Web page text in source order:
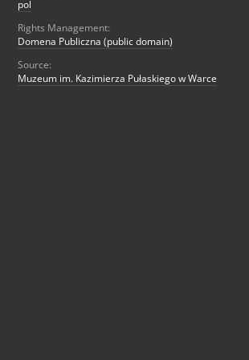
pol
Rights Management:
Domena Publiczna (public domain)
Source:
Muzeum im. Kazimierza Pułaskiego w Warce